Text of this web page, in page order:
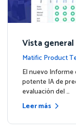
Vista
estudiantes
nio del
Matific Product
de la plataforma
El nuevo Informe
potente IA de
evaluación del …
Leer más